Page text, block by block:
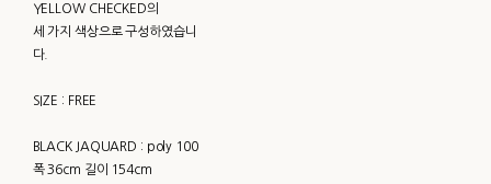
YELLOW CHECKED의
세 가지 색상으로 구성하였습니
다.
SIZE : FREE
BLACK JAQUARD : poly 100
폭 36cm 길이 154cm